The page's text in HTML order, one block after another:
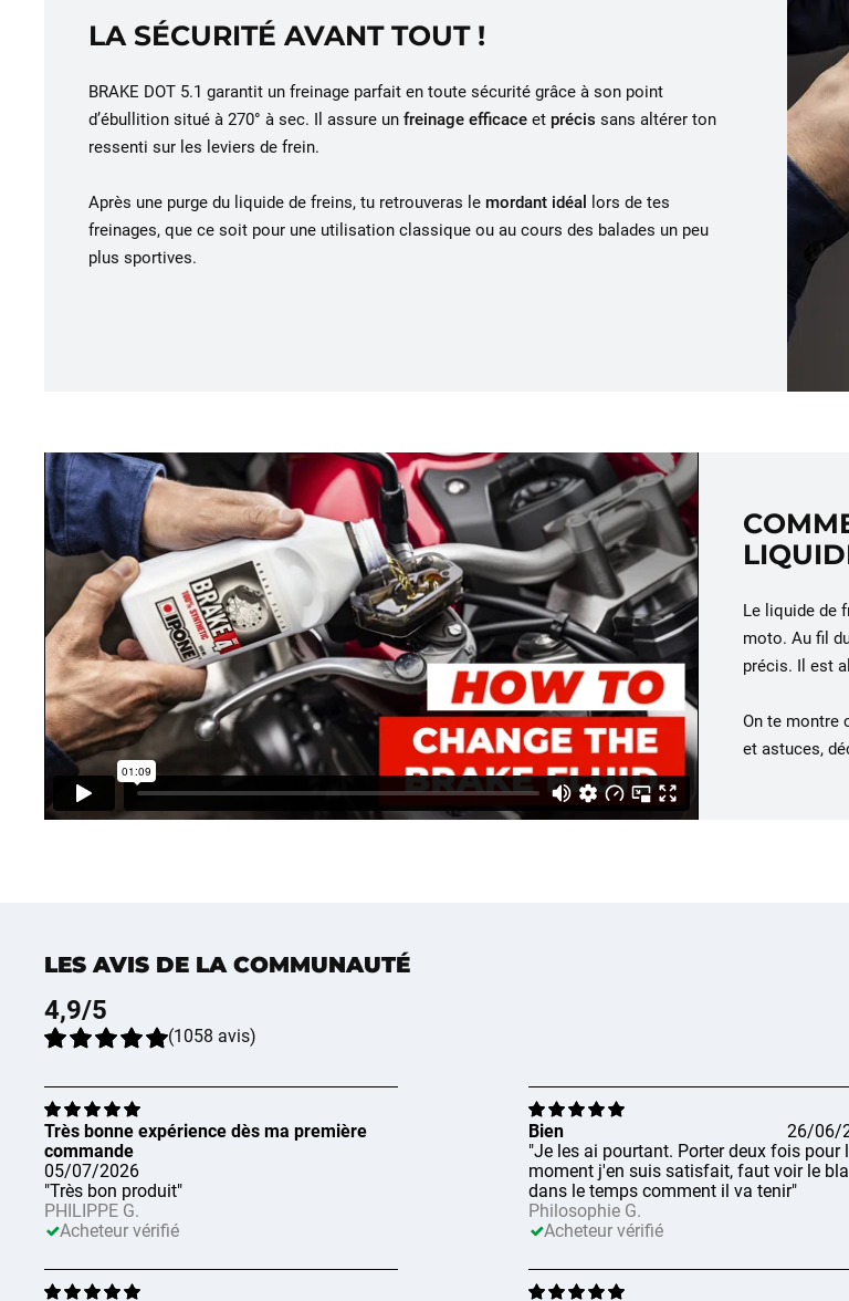
LA SÉCURITÉ AVANT TOUT !
BRAKE DOT 5.1 garantit un freinage parfait en toute sécurité grâce à son point
d’ébullition situé à 270° à sec. Il assure un freinage efficace et précis sans altérer ton
ressenti sur les leviers de frein.
Après une purge du liquide de freins, tu retrouveras le mordant idéal
lors de tes
freinages, que ce soit pour une utilisation classique ou au cours des balades un peu
plus sportives.
Le liquide de
moto. Au fil
précis. Il est
On te montre
et astuces,
LES AVIS DE LA COMMUNAUTÉ
4,9/5
(1058 avis)
Très bonne expérience dès ma première
commande
05/07/2026
"Très bon produit"
PHILIPPE G.
Acheteur vérifié
Bien
26/06/
"Je les ai pourtant. Porter deux fois pour
moment j'en suis satisfait, faut voir le
dans le temps comment il va tenir"
Philosophie G.
Acheteur vérifié